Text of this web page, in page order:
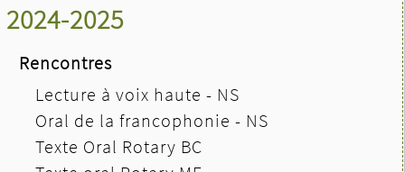
2024-2025
Rencontres
Lecture à voix haute - NS
Oral de la francophonie - NS
Texte Oral Rotary BC